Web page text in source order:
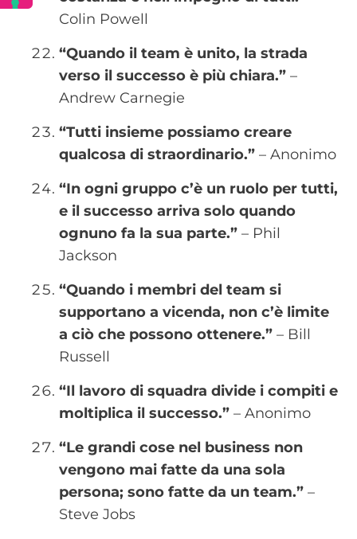
Colin Powell
“Quando il team è unito, la strada
verso il successo è più chiara.” –
Andrew Carnegie
“Tutti insieme possiamo creare
qualcosa di straordinario.” – Anonimo
“In ogni gruppo c’è un ruolo per tutti,
e il successo arriva solo quando
ognuno fa la sua parte.” – Phil
Jackson
“Quando i membri del team si
supportano a vicenda, non c’è limite
a ciò che possono ottenere.” – Bill
Russell
“Il lavoro di squadra divide i compiti e
moltiplica il successo.” – Anonimo
“Le grandi cose nel business non
vengono mai fatte da una sola
persona; sono fatte da un team.” –
Steve Jobs